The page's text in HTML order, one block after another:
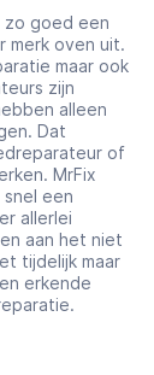
zo goed een
merk oven uit.
maar ook
zijn
alleen
Dat
of
MrFix
een
allerlei
aan het niet
tijdelijk maar
erkende